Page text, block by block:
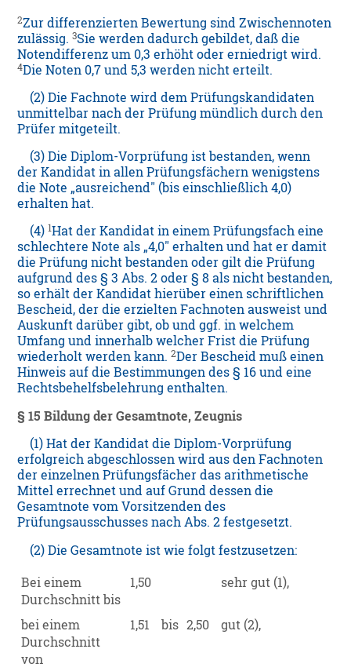
2Zur differenzierten Bewertung sind Zwischennoten
zulässig.3Sie werden dadurch gebildet, daß die
Notendifferenz um 0,3 erhöht oder erniedrigt wird.
4Die Noten 0,7 und 5,3 werden nicht erteilt.
(2) Die Fachnote wird dem Prüfungskandidaten
unmittelbar nach der Prüfung mündlich durch den
Prüfer mitgeteilt.
(3) Die Diplom-Vorprüfung ist bestanden, wenn
der Kandidat in allen Prüfungsfächern wenigstens
die Note „ausreichend" (bis einschließlich 4,0)
erhalten hat.
(4)1Hat der Kandidat in einem Prüfungsfach eine
schlechtere Note als „4,0" erhalten und hat er damit
die Prüfung nicht bestanden oder gilt die Prüfung
aufgrund des § 3 Abs. 2 oder § 8 als nicht bestanden,
so erhält der Kandidat hierüber einen schriftlichen
Bescheid, der die erzielten Fachnoten ausweist und
Auskunft darüber gibt, ob und ggf. in welchem
Umfang und innerhalb welcher Frist die Prüfung
wiederholt werden kann.2Der Bescheid muß einen
Hinweis auf die Bestimmungen des § 16 und eine
Rechtsbehelfsbelehrung enthalten.
§ 15 Bildung der Gesamtnote, Zeugnis
(1) Hat der Kandidat die Diplom-Vorprüfung
erfolgreich abgeschlossen wird aus den Fachnoten
der einzelnen Prüfungsfächer das arithmetische
Mittel errechnet und auf Grund dessen die
Gesamtnote vom Vorsitzenden des
Prüfungsausschusses nach Abs. 2 festgesetzt.
(2) Die Gesamtnote ist wie folgt festzusetzen:
Bei einem
Durchschnitt bis
1,50 sehr gut (1),
bei einem
Durchschnitt
von
1,51 bis 2,50 gut (2),